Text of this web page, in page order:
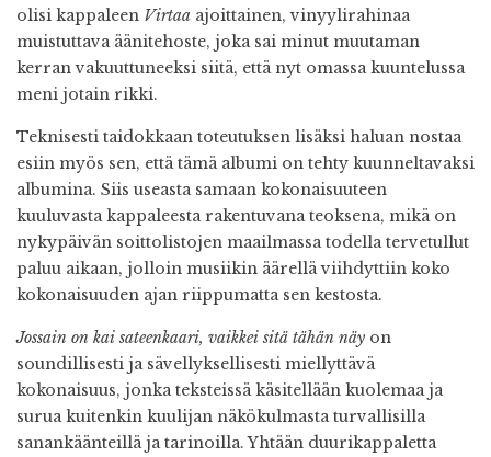
olisi kappaleen Virtaa ajoittainen, vinyylirahinaa
muistuttava äänitehoste, joka sai minut muutaman
kerran vakuuttuneeksi siitä, että nyt omassa kuuntelussa
meni jotain rikki.
Teknisesti taidokkaan toteutuksen lisäksi haluan nostaa
esiin myös sen, että tämä albumi on tehty kuunneltavaksi
albumina. Siis useasta samaan kokonaisuuteen
kuuluvasta kappaleesta rakentuvana teoksena, mikä on
nykypäivän soittolistojen maailmassa todella tervetullut
paluu aikaan, jolloin musiikin äärellä viihdyttiin koko
kokonaisuuden ajan riippumatta sen kestosta.
Jossain on kai sateenkaari, vaikkei sitä tähän näy on
soundillisesti ja sävellyksellisesti miellyttävä
kokonaisuus, jonka teksteissä käsitellään kuolemaa ja
surua kuitenkin kuulijan näkökulmasta turvallisilla
sanankäänteillä ja tarinoilla. Yhtään duurikappaletta